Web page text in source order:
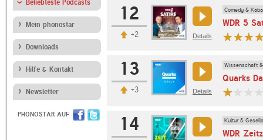
Beliebteste Podcasts
Mein phonostar
Downloads
Hilfe & Kontakt
Newsletter
PHONOSTAR AUF
12
+2 Details
Comedy &
WDR 5
13
+3 Details
Wissenschaft
Quarks
14 Kultur &
WDR